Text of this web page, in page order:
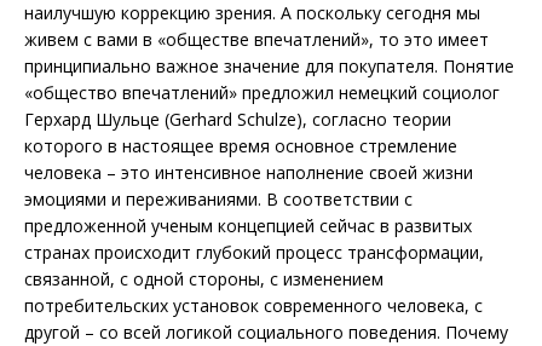
наилучшую коррекцию зрения. А поскольку сегодня мы
живем с вами в «обществе впечатлений», то это имеет
принципиально важное значение для покупателя. Понятие
«общество впечатлений» предложил немецкий социолог
Герхард Шульце (Gerhard Schulze), согласно теории
которого в настоящее время основное стремление
человека – это интенсивное наполнение своей жизни
эмоциями и переживаниями. В соответствии с
предложенной ученым концепцией сейчас в развитых
странах происходит глубокий процесс трансформации,
связанной, с одной стороны, с изменением
потребительских установок современного человека, с
другой – со всей логикой социального поведения. Почему